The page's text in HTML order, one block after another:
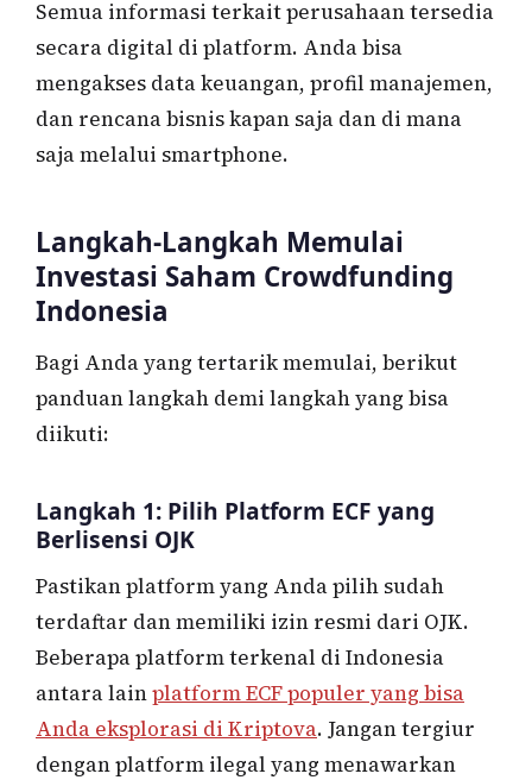
Semua informasi terkait perusahaan tersedia
secara digital di platform. Anda bisa
mengakses data keuangan, profil manajemen,
dan rencana bisnis kapan saja dan di mana
saja melalui smartphone.
Langkah-Langkah Memulai
Investasi Saham Crowdfunding
Indonesia
Bagi Anda yang tertarik memulai, berikut
panduan langkah demi langkah yang bisa
diikuti:
Langkah 1: Pilih Platform ECF yang
Berlisensi OJK
Pastikan platform yang Anda pilih sudah
terdaftar dan memiliki izin resmi dari OJK.
Beberapa platform terkenal di Indonesia
antara lainplatform ECF populer yang bisa
Anda eksplorasi di Kriptova. Jangan tergiur
dengan platform ilegal yang menawarkan